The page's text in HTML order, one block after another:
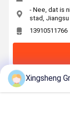
- Nee, dat is
stad, Jiangsu
13910511766
Krijg De Beste
Xingsheng